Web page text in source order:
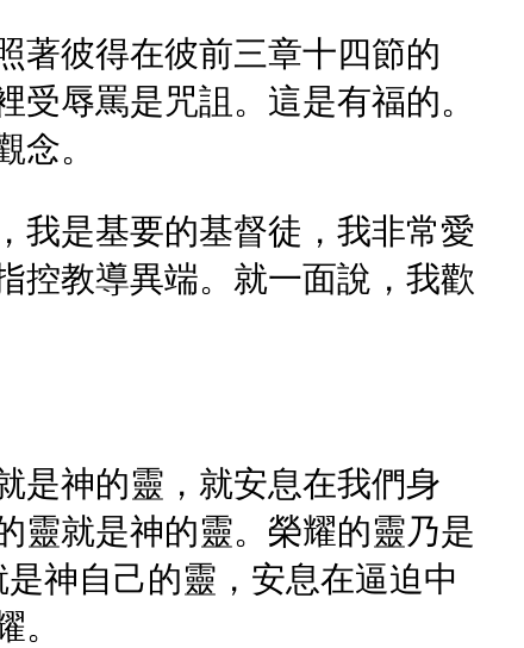
著彼得在彼前三章十四節的
辱罵是咒詛。這是有福的。
念。
我是基要的基督徒，我非常愛
控教導異端。就一面說，我歡
是神的靈，就安息在我們身
靈就是神的靈。榮耀的靈乃是
神自己的靈，安息在逼迫中
。